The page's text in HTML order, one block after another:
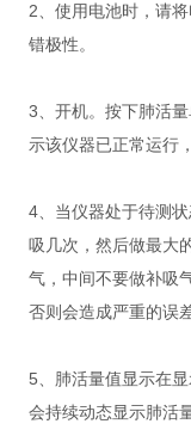
2、使用电池时，请
错极性。
3、开机。按下肺活
示该仪器已正常运行
4、当仪器处于待测
吸几次，然后做最大
气，中间不要做补吸
否则会造成严重的误差
5、肺活量值显示在
会持续动态显示肺活